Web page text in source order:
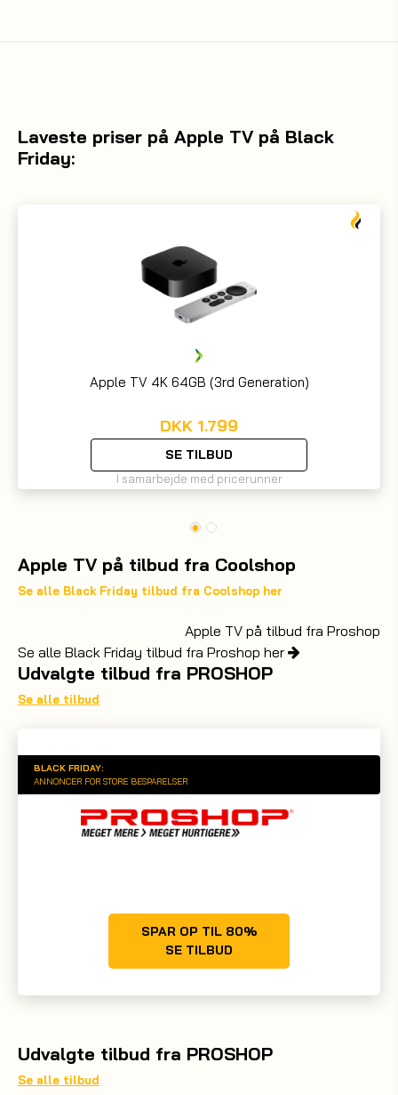
Laveste priser på Apple TV på Black
Friday:
Apple TV 4K 64GB (3rd Generation)
I samarbejde med pricerunner
DKK 1.799
SE TILBUD
Apple TV på tilbud fra Coolshop
Se alle Black Friday tilbud fra Coolshop her
Apple TV på tilbud fra Proshop
Se alle Black Friday tilbud fra Proshop her
Udvalgte tilbud fra PROSHOP
Se alle tilbud
BLACK FRIDAY:
ANNONCER FOR STORE BESPARELSER
SPAR OP TIL 80%
SE TILBUD
Udvalgte tilbud fra PROSHOP
Se alle tilbud